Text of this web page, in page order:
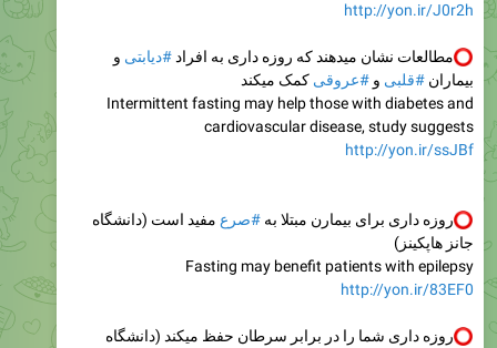
http://yon.ir/J0r2h
مطالعات نشان میدهند که روزه داری به افراد#دیابتی و
بیماران #قلبی و #عروقی کمک میکند
Intermittent fasting may help those with diabetes and
cardiovascular disease, study suggests
http://yon.ir/ssJBf
روزه داری برای بیمارن مبتلا به#صرع مفید است (دانشگاه
جانز هاپکینز)
Fasting may benefit patients with epilepsy
http://yon.ir/83EF0
روزه داری شما را در برابر سرطان حفظ میکند (دانشگاه